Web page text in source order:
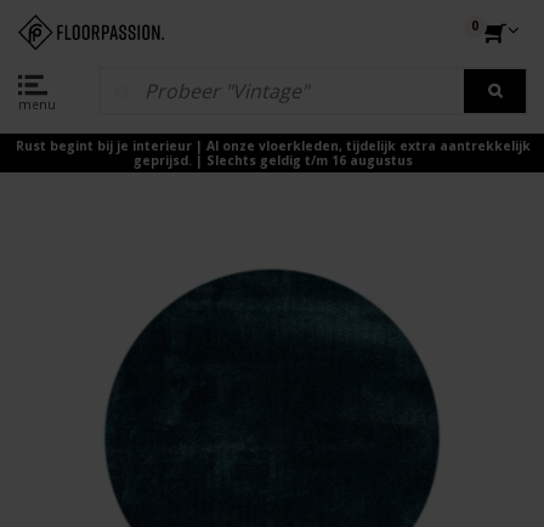
menu
0
Rust begint bij je interieur | Al onze vloerkleden, tijdelijk extra aantrekkelijk
geprijsd. | Slechts geldig t/m 16 augustus